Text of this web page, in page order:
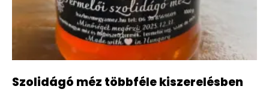
Szolidágó méz többféle kiszerelésben